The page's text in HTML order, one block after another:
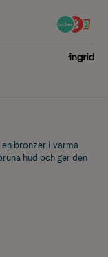
bronzer i varma
hud och ger den